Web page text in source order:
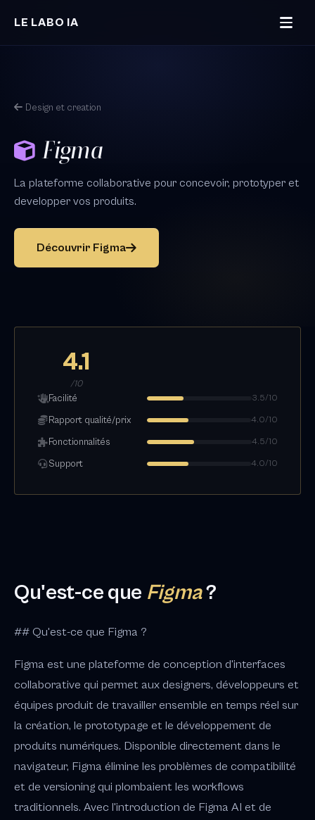
LE LABO IA
Design et creation
Figma
La plateforme collaborative pour concevoir, prototyper et
developper vos produits.
Découvrir Figma
4.1
/10
Facilité 3.5/10
Rapport qualité/prix 4.0/10
Fonctionnalités 4.5/10
Support 4.0/10
Qu'est-ce que Figma?
## Qu'est-ce que Figma ?
Figma est une plateforme de conception d'interfaces
collaborative qui permet aux designers, développeurs et
équipes produit de travailler ensemble en temps réel sur
la création, le prototypage et le développement de
produits numériques. Disponible directement dans le
navigateur, Figma élimine les problèmes de compatibilité
et de versioning qui plombaient les workflows
traditionnels. Avec l'introduction de Figma AI et de